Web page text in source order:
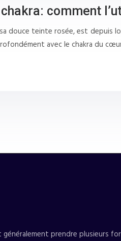
comment
douce teinte rosée, est depuis
avec le chakra du
prendre plusieurs